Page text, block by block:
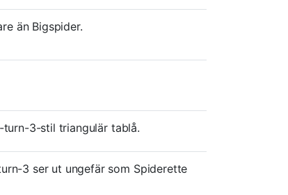
än Bigspider.
turn-3-stil triangulär tablå.
3 ser ut ungefär som Spiderette